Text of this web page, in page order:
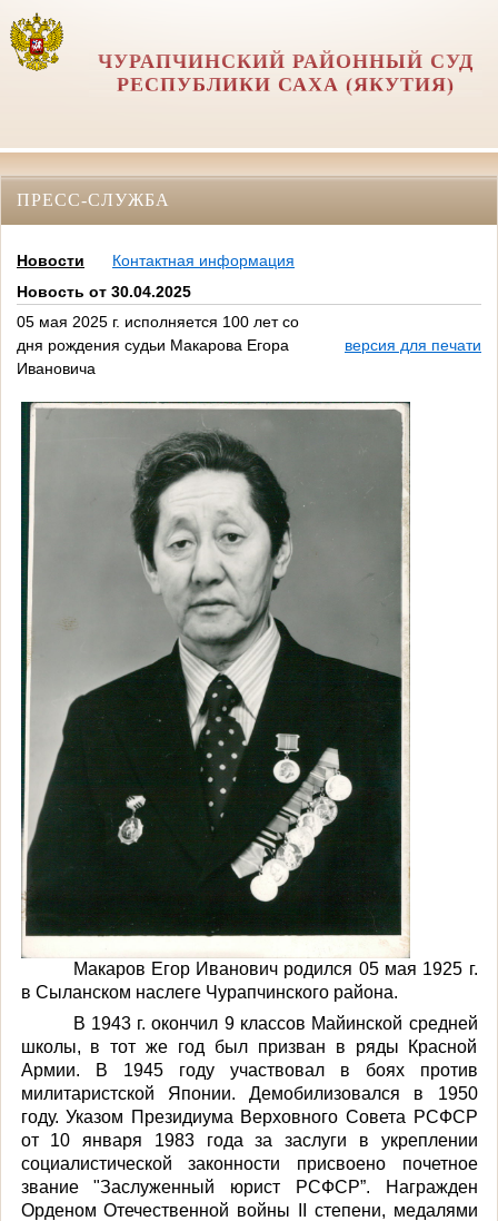
ЧУРАПЧИНСКИЙ РАЙОННЫЙ СУД
РЕСПУБЛИКИ САХА (ЯКУТИЯ)
ПРЕСС-СЛУЖБА
Новости
Контактная информация
Новость от 30.04.2025
05 мая 2025 г. исполняется 100 лет со
дня рождения судьи Макарова Егора
Ивановича
версия для печати
Макаров Егор Иванович родился 05 мая 1925 г.
в Сыланском наслеге Чурапчинского района.
В 1943 г. окончил 9 классов Майинской средней
школы, в тот же год был призван в ряды Красной
Армии. В 1945 году участвовал в боях против
милитаристской Японии. Демобилизовался в 1950
году. Указом Президиума Верховного Совета РСФСР
от 10 января 1983 года за заслуги в укреплении
социалистической законности присвоено почетное
звание "Заслуженный юрист РСФСР”. Награжден
Орденом Отечественной войны II степени, медалями